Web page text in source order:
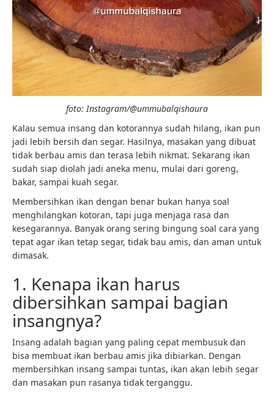
foto: Instagram/@ummubalqishaura
Kalau semua insang dan kotorannya sudah hilang, ikan pun
jadi lebih bersih dan segar. Hasilnya, masakan yang dibuat
tidak berbau amis dan terasa lebih nikmat. Sekarang ikan
sudah siap diolah jadi aneka menu, mulai dari goreng,
bakar, sampai kuah segar.
Membersihkan ikan dengan benar bukan hanya soal
menghilangkan kotoran, tapi juga menjaga rasa dan
kesegarannya. Banyak orang sering bingung soal cara yang
tepat agar ikan tetap segar, tidak bau amis, dan aman untuk
dimasak.
1. Kenapa ikan harus
dibersihkan sampai bagian
insangnya?
Insang adalah bagian yang paling cepat membusuk dan
bisa membuat ikan berbau amis jika dibiarkan. Dengan
membersihkan insang sampai tuntas, ikan akan lebih segar
dan masakan pun rasanya tidak terganggu.